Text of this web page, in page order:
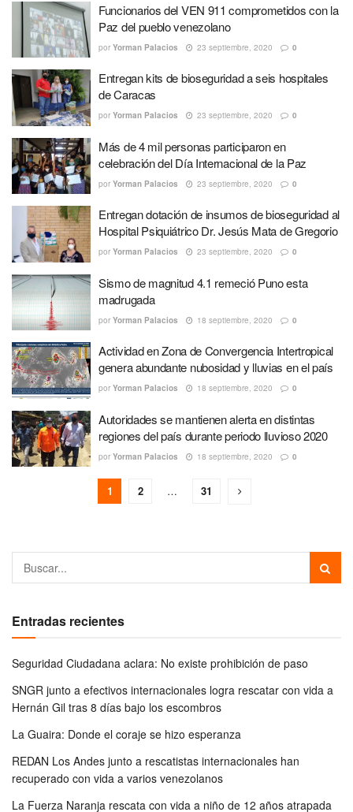
Funcionarios del VEN 911 comprometidos con la
Paz del pueblo venezolano
por Yorman Palacios 23 septiembre, 2020 0
Entregan kits de bioseguridad a seis hospitales
de Caracas
por Yorman Palacios 23 septiembre, 2020 0
Más de 4 mil personas participaron en
celebración del Día Internacional de la Paz
por Yorman Palacios 23 septiembre, 2020 0
Entregan dotación de insumos de bioseguridad al
Hospital Psiquiátrico Dr. Jesús Mata de Gregorio
por Yorman Palacios 23 septiembre, 2020 0
Sismo de magnitud 4.1 remeció Puno esta
madrugada
por Yorman Palacios 18 septiembre, 2020 0
Actividad en Zona de Convergencia Intertropical
genera abundante nubosidad y lluvias en el país
por Yorman Palacios 18 septiembre, 2020 0
Autoridades se mantienen alerta en distintas
regiones del país durante periodo lluvioso 2020
por Yorman Palacios 18 septiembre, 2020 0
1 2 … 31
Entradas recientes
Seguridad Ciudadana aclara: No existe prohibición de paso
SNGR junto a efectivos internacionales logra rescatar con vida a
Hernán Gil tras 8 días bajo los escombros
La Guaira: Donde el coraje se hizo esperanza
REDAN Los Andes junto a rescatistas internacionales han
recuperado con vida a varios venezolanos
La Fuerza Naranja rescata con vida a niño de 12 años atrapada